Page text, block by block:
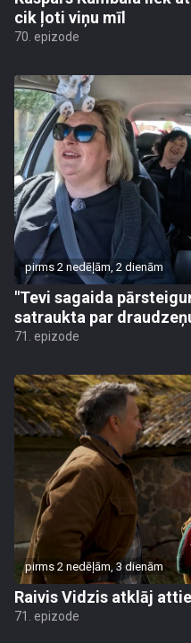
cik ļoti viņu mīl
70. epizode
pirms 2 nedēļām, 2 dienām
"Tevi sagaida
satraukta par
71. epizode
pirms 2 nedēļām, 3 dienām
Raivis Vidzis atklāj
71. epizode